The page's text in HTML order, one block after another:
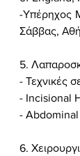
-Υπέρηχος
Σάββας,
5.
- Τεχνικές
- Incisional
- Abdominal
6.